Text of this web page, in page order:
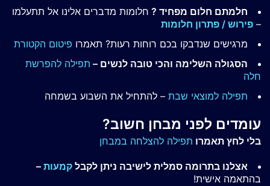
חלמתם חלום מפחיד ? חלומות מדברים אלינו אל תתעלמו
– פירוש / פתרון חלומות
מרגישים שנדבקו בכם רוחות רעות? תאמרו פיטום הקטורת
הסגולה השלימה והכי טובה לנשים – תפילה להפרשת
חלה
תפילה למוצאי שבת – להתחיל את השבוע בשמחה
עומדים לפני מבחן חשוב?
בלי לחץ תאמרו תפילה להצלחה במבחן
אצלנו בתרומה סמלית לישיבה ניתן לקבל קמעות –
בהתאמה אישית!